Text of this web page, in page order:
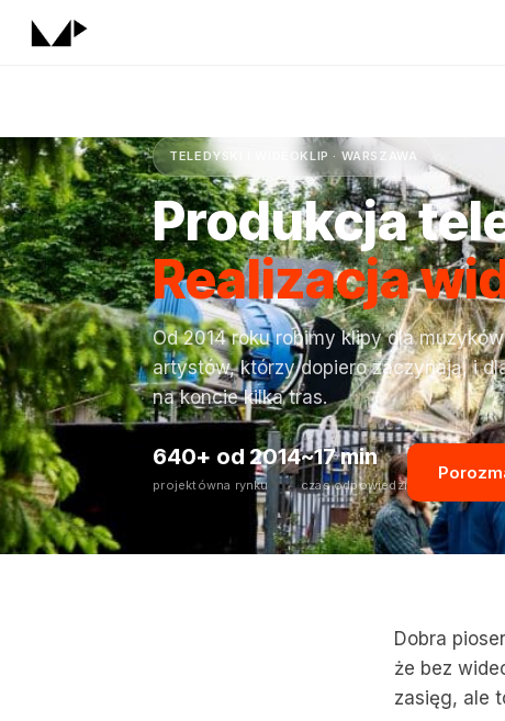
TELEDYSKI I WIDEOKLIP · WARSZAWA
Produkcja
Realizacja
Od 2014 roku robimy klipy dla muzyków
artystów, którzy dopiero zaczynają, i
na koncie kilka tras.
640+
projektów
od 2014
na rynku
~17 min
czas odpowiedzi
Dobra
że bez
zasięg, ale